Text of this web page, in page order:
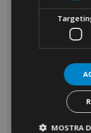
I PIÙ RICERCATI
MOSTRA